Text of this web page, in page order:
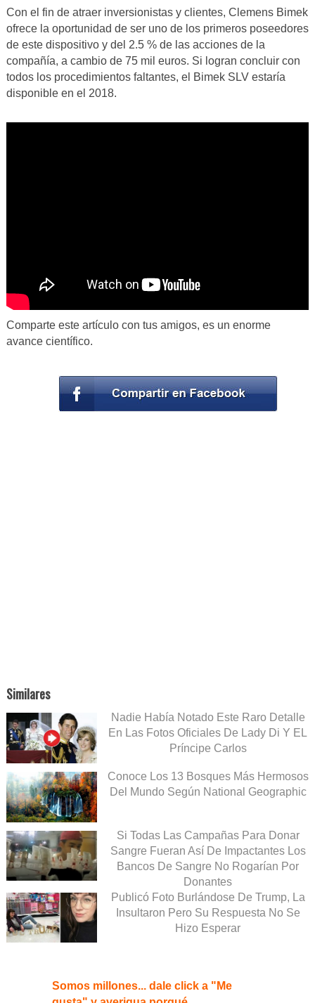
Con el fin de atraer inversionistas y clientes, Clemens Bimek
ofrece la oportunidad de ser uno de los primeros poseedores
de este dispositivo y del 2.5 % de las acciones de la
compañía, a cambio de 75 mil euros. Si logran concluir con
todos los procedimientos faltantes, el Bimek SLV estaría
disponible en el 2018.
Comparte este artículo con tus amigos, es un enorme
avance científico.
Similares
Nadie Había Notado Este Raro Detalle
En Las Fotos Oficiales De Lady Di Y EL
Príncipe Carlos
Conoce Los 13 Bosques Más Hermosos
Del Mundo Según National Geographic
Si Todas Las Campañas Para Donar
Sangre Fueran Así De Impactantes Los
Bancos De Sangre No Rogarían Por
Donantes
Publicó Foto Burlándose De Trump, La
Insultaron Pero Su Respuesta No Se
Hizo Esperar
Somos millones... dale click a "Me